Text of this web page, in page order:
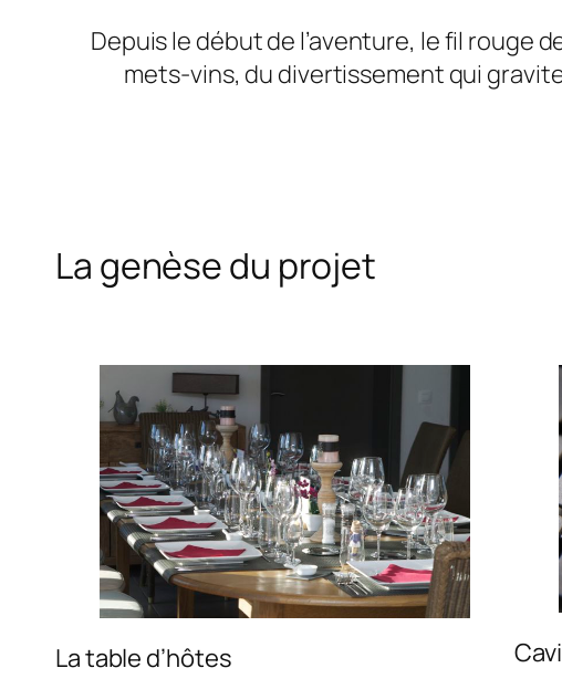
Depuis le début de l’aventure, le fil rouge
mets-vins, du divertissement qui
La genèse du projet
La table d’hôtes